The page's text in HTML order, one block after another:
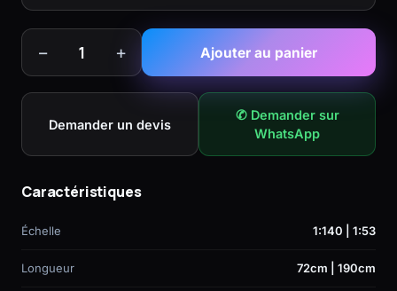
− 1 + Ajouter au panier
Demander un devis
✆ Demander sur
WhatsApp
Caractéristiques
Échelle 1:140 | 1:53
Longueur 72cm | 190cm